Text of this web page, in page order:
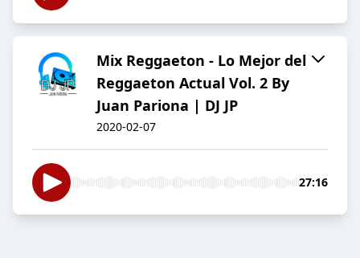
Mix Reggaeton - Lo Mejor del
Reggaeton Actual Vol. 2 By
Juan Pariona | DJ JP
2020-02-07
27:16